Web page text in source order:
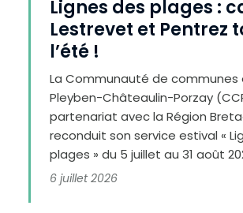
Lignes des plages :
Lestrevet et Pentrez
l’été !
La Communauté de communes
Pleyben-Châteaulin-Porzay
partenariat avec la Région
reconduit son service estival «
plages » du 5 juillet au 31 août
6 juillet 2026